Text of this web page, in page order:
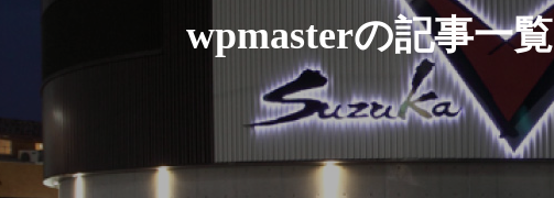
wpmasterの記事一覧